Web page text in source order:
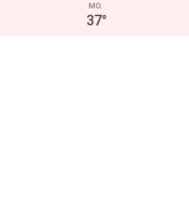
MO.
37°